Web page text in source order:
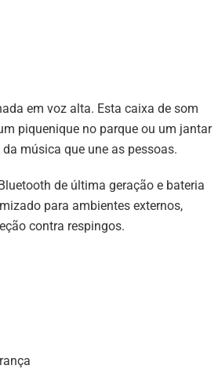
em voz alta. Esta caixa de som
piquenique no parque ou um jantar
música que une as pessoas.
de última geração e bateria
para ambientes externos,
contra respingos.